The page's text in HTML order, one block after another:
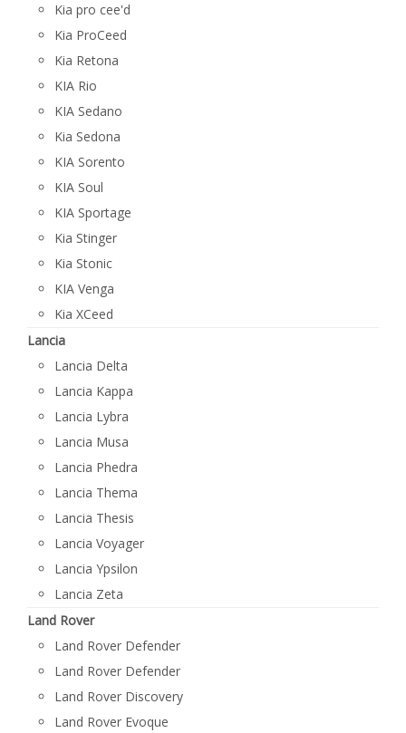
Kia pro cee'd
Kia ProCeed
Kia Retona
KIA Rio
KIA Sedano
Kia Sedona
KIA Sorento
KIA Soul
KIA Sportage
Kia Stinger
Kia Stonic
KIA Venga
Kia XCeed
Lancia
Lancia Delta
Lancia Kappa
Lancia Lybra
Lancia Musa
Lancia Phedra
Lancia Thema
Lancia Thesis
Lancia Voyager
Lancia Ypsilon
Lancia Zeta
Land Rover
Land Rover Defender
Land Rover Defender
Land Rover Discovery
Land Rover Evoque